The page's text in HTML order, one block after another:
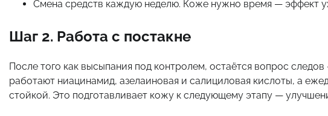
Смена средств каждую неделю. Коже нужно время — эффект
Шаг 2. Работа с постакне
После того как высыпания под контролем, остаётся вопрос
работают ниацинамид, азелаиновая и салициловая кислоты, а
стойкой. Это подготавливает кожу к следующему этапу —